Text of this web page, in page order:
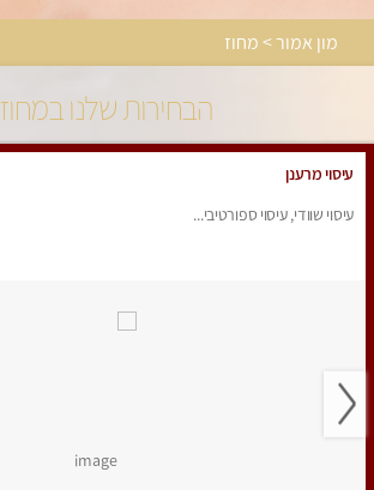
מון אמור > מחוז
הבחירות שלנו במחוז
עיסוי מרענן
עיסוי שוודי, עיסוי ספורטיבי...